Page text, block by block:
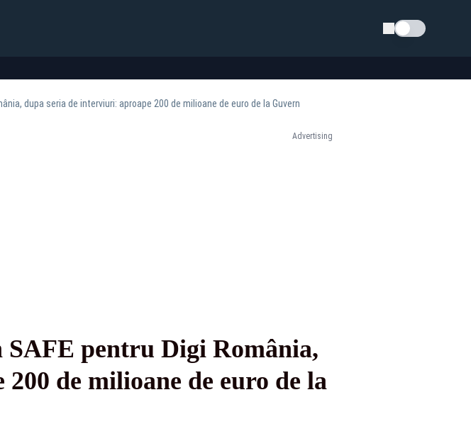
Schimba tema
dupa seria de interviuri: aproape 200 de milioane de euro de la Guvern
Advertising
pentru Digi România,
de milioane de euro de la